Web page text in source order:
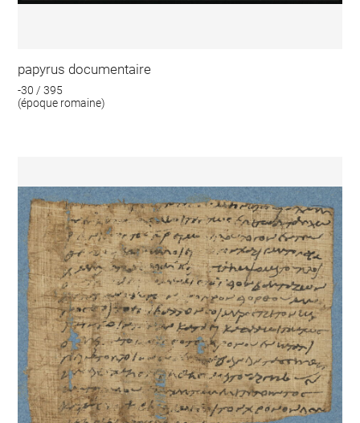
papyrus documentaire
-30 / 395
(époque romaine)